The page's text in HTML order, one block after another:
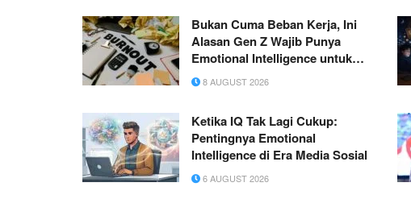
Bukan Cuma Beban Kerja, Ini
Alasan Gen Z Wajib Punya
Emotional Intelligence untuk
Mencegah Burnout
8 AUGUST 2026
Ketika IQ Tak Lagi Cukup:
Pentingnya Emotional
Intelligence di Era Media Sosial
6 AUGUST 2026